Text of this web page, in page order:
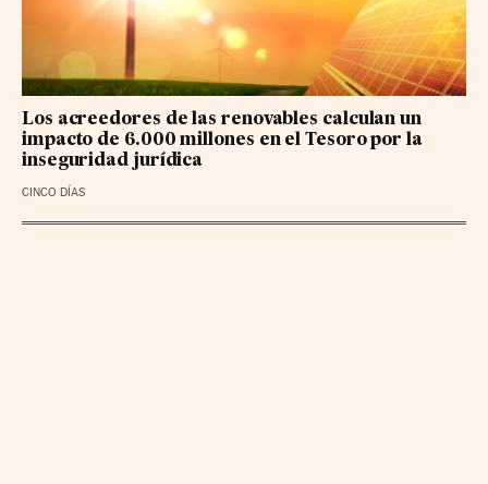
Los acreedores de las renovables calculan un
impacto de 6.000 millones en el Tesoro por la
inseguridad jurídica
CINCO DÍAS